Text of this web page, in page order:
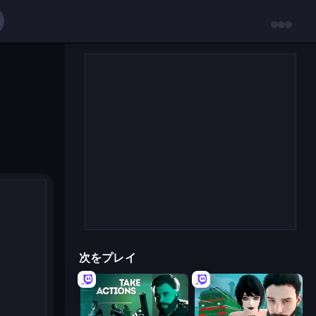
次をプレイ